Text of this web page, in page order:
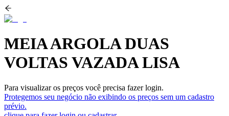
MEIA ARGOLA DUAS
VOLTAS VAZADA LISA
Para visualizar os preços você precisa fazer login.
Protegemos seu negócio não exibindo os preços sem um cadastro
prévio.